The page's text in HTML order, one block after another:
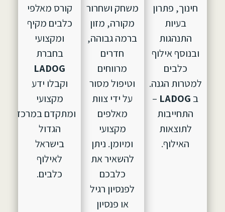
חינוך, פתרון
בעיות
התנהגות
ובנוסף אילוף
כלבים
למטרות הגנה.
ב LADOG
–
התחייבות
לתוצאות
האילוף.
משחק ושחרור
מקורה, מזון
ברמה גבוהה,
חדרים
מרווחים
וטיפול מסור
על ידי צוות
מאלפים
מקצועי
ומיומן. ניתן
להשאיר את
כלבכם
לפנסיון רגיל
או פנסיון
קורס מאלפי
כלבים מקיף
ומקצועי
בחברת
LADOG
וקבלו ידע
מקצועי
ומתקדם במרכז
הגדול
בישראל
לאילוף
כלבים.